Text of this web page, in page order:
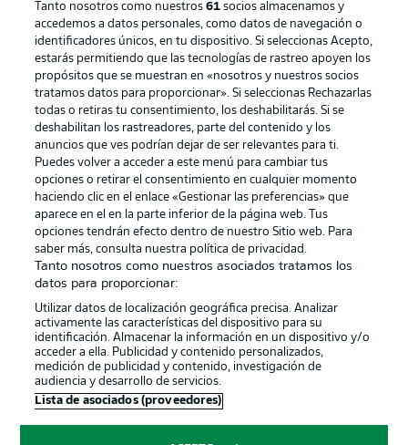
Publicidad Aviso legal
Gestionar las preferencias Declaracion de privacidad
Canales Trabajos
Jugadores Condiciones de uso
Sello Editorial Contacto
© 2026 Bundesliga-Gruppe GmbH
Elegir idioma
Tanto nosotros como nuestros61 socios almacenamos y
accedemos a datos personales, como datos de navegación o
identificadores únicos, en tu dispositivo. Si seleccionas Acepto,
estarás permitiendo que las tecnologías de rastreo apoyen los
propósitos que se muestran en «nosotros y nuestros socios
tratamos datos para proporcionar». Si seleccionas Rechazarlas
todas o retiras tu consentimiento, los deshabilitarás. Si se
deshabilitan los rastreadores, parte del contenido y los
anuncios que ves podrían dejar de ser relevantes para ti.
Puedes volver a acceder a este menú para cambiar tus
opciones o retirar el consentimiento en cualquier momento
haciendo clic en el enlace «Gestionar las preferencias» que
aparece en el en la parte inferior de la página web. Tus
opciones tendrán efecto dentro de nuestro Sitio web. Para
saber más, consulta nuestra política de privacidad.
Tanto nosotros como nuestros asociados tratamos los
datos para proporcionar:
Utilizar datos de localización geográfica precisa. Analizar
activamente las características del dispositivo para su
identificación. Almacenar la información en un dispositivo y/o
acceder a ella. Publicidad y contenido personalizados,
medición de publicidad y contenido, investigación de
audiencia y desarrollo de servicios.
Lista de asociados (proveedores)